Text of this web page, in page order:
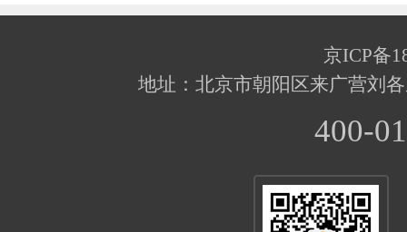
京ICP备
地址：北京市朝阳区来广营刘
400-